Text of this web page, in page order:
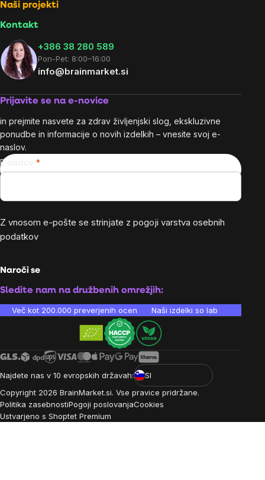
Naši projekti
Kontakt
+386 38 280 589
Pon-Pet: 8:00–16:00
info@brainmarket.si
Prijavite se na e-novice
in prejmite nasvete za zdrav življenjski slog, ekskluzivne
ponudbe in informacije o novih izdelkih – vnesite svoj e-
naslov.
E-naslov
Z vnosom e-pošte se strinjate z pogoji varstva osebnih
podatkov
Naroči se
Sledite nam na družbenih omrežjih:
Več kot 200.000 preverjenih ocen Naši izdelki so laboratorijsko
Najdete nas v 10 evropskih državah:
SI
Copyright 2026 BrainMarket.si. Vse pravice pridržane.
Politika zasebnostiPogoji poslovanjaCookies
Ustvarjeno s Shoptet Premium